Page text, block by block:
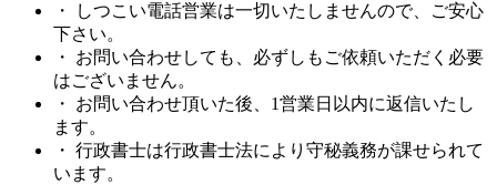
・ しつこい電話営業は一切いたしませんので、ご安心
下さい。
・ お問い合わせしても、必ずしもご依頼いただく必要
はございません。
・ お問い合わせ頂いた後、1営業日以内に返信いたし
ます。
・ 行政書士は行政書士法により守秘義務が課せられて
います。